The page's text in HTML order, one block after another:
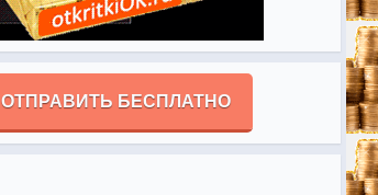
ОТПРАВИТЬ БЕСПЛАТНО